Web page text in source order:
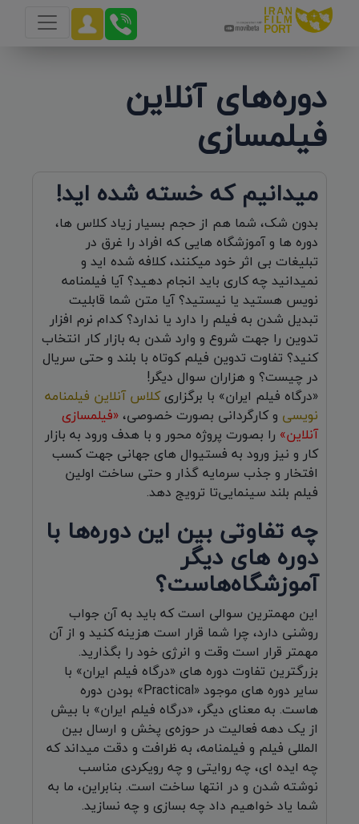
دوره‌های آنلاین
فیلمسازی
میدانیم که خسته شده اید!
بدون شک، شما هم از حجم بسیار زیاد کلاس ها،
دوره ها و آموزشگاه هایی که افراد را غرق در
تبلیغات بی اثر خود میکنند، کلافه شده اید و
نمیدانید چه کاری باید انجام دهید؟ آیا فیلمنامه
نویس هستید یا نیستید؟ آیا متن شما قابلیت
تبدیل شدن به فیلم را دارد یا ندارد؟ کدام نرم افزار
تدوین را جهت شروع و وارد شدن به بازار کار انتخاب
کنید؟ تفاوت تدوین فیلم کوتاه با بلند و حتی سریال
در چیست؟ و هزاران سوال دیگر!
«درگاه فیلم ایران» با برگزاریکلاس آنلاین فیلمنامه
نویسی و کارگردانی بصورت خصوصی،«فیلمسازی
آنلاین» را بصورت پروژه محور و با هدف ورود به بازار
کار و نیز ورود به فستیوال های جهانی جهت کسب
افتخار و جذب سرمایه گذار و حتی ساخت اولین
فیلم بلند سینمایی‌تا ترویج دهد.
چه تفاوتی بین این دوره‌ها با
دوره های دیگر
آموزشگاه‌هاست؟
این مهمترین سوالی است که باید به آن جواب
روشنی دارد، چرا شما قرار است هزینه کنید و از آن
مهمتر قرار است وقت و انرژی خود را بگذارید.
بزرگترین تفاوت دوره های «درگاه فیلم ایران» با
سایر دوره های موجود «Practical» بودن دوره
هاست. به معنای دیگر، «درگاه فیلم ایران» با بیش
از یک دهه فعالیت در حوزه‌ی پخش و ارسال بین
المللی فیلم و فیلمنامه، به ظرافت و دقت میداند که
چه ایده ای، چه روایتی و چه رویکردی مناسب
نوشته شدن و در انتها ساخت است. بنابراین، ما به
شما یاد خواهیم داد چه بسازی و چه نسازید.